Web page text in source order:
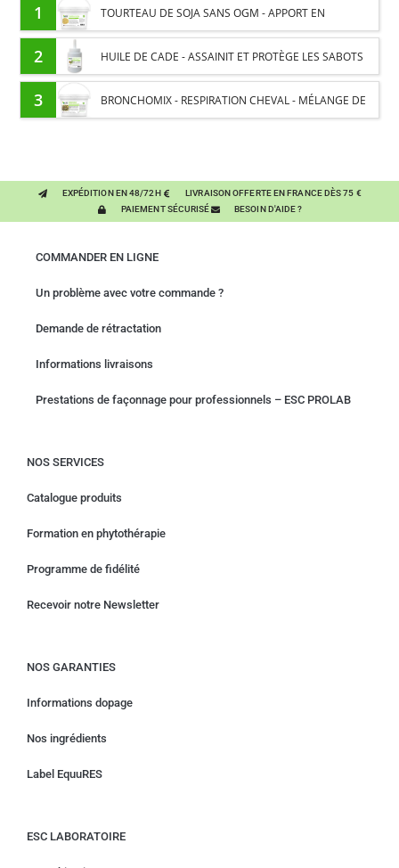
1 TOURTEAU DE SOJA SANS OGM - APPORT EN
PROTÉINES ET SOUTIEN ÉNERGÉTIQUE POUR CHEVAUX
2 HUILE DE CADE - ASSAINIT ET PROTÈGE LES SABOTS
DE L’HUMIDITÉ
3 BRONCHOMIX - RESPIRATION CHEVAL - MÉLANGE DE
EXPÉDITION EN 48/72H
LIVRAISON OFFERTE EN FRANCE DÈS 75 €
PAIEMENT SÉCURISÉ
BESOIN D'AIDE ?
COMMANDER EN LIGNE
Un problème avec votre commande ?
Demande de rétractation
Informations livraisons
Prestations de façonnage pour professionnels – ESC PROLAB
NOS SERVICES
Catalogue produits
Formation en phytothérapie
Programme de fidélité
Recevoir notre Newsletter
NOS GARANTIES
Informations dopage
Nos ingrédients
Label EquuRES
ESC LABORATOIRE